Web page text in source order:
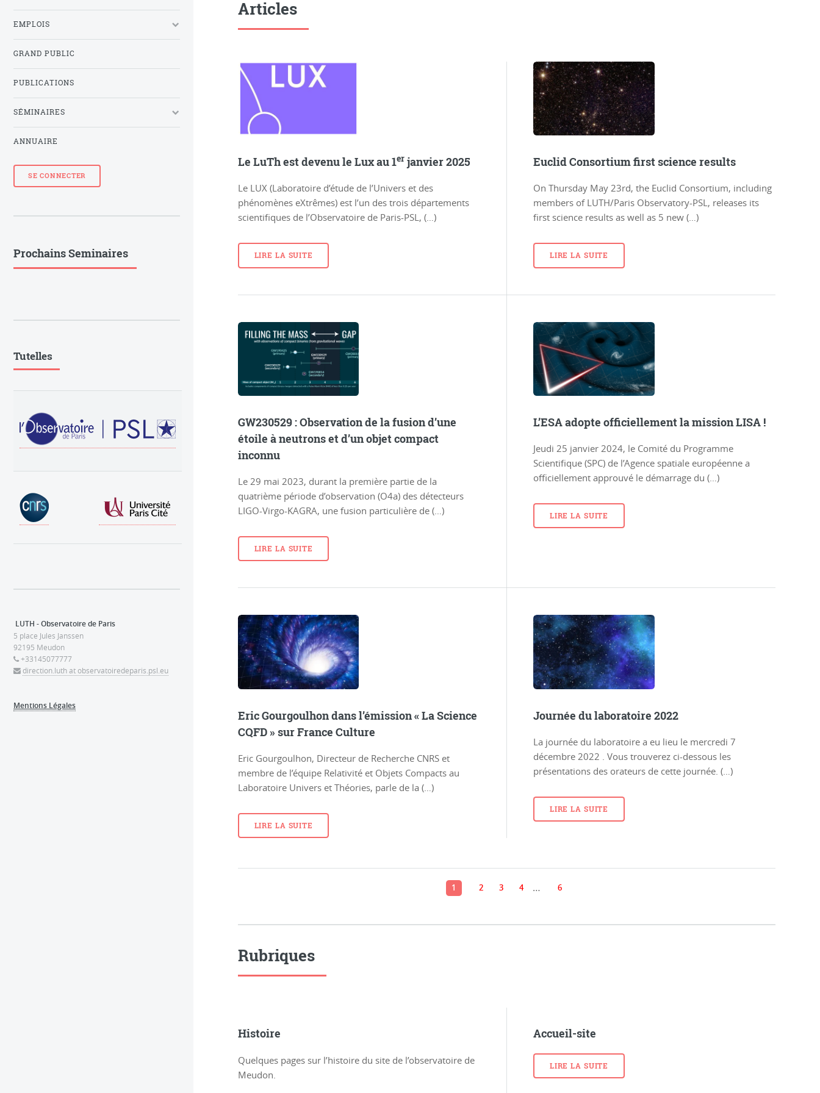
Articles
Le LuTh est devenu le Lux au 1er janvier 2025
Le LUX (Laboratoire d’étude de l’Univers et des
phénomènes eXtrêmes) est l’un des trois départements
scientifiques de l’Observatoire de Paris-PSL, (…)
LIRE LA SUITE
Euclid Consortium first science results
On Thursday May 23rd, the Euclid Consortium, including
members of LUTH/Paris Observatory-PSL, releases its
first science results as well as 5 new (…)
LIRE LA SUITE
GW230529 : Observation de la fusion d’une
étoile à neutrons et d’un objet compact
inconnu
Le 29 mai 2023, durant la première partie de la
quatrième période d’observation (O4a) des détecteurs
LIGO-Virgo-KAGRA, une fusion particulière de (…)
LIRE LA SUITE
L’ESA adopte officiellement la mission LISA !
Jeudi 25 janvier 2024, le Comité du Programme
Scientifique (SPC) de l’Agence spatiale européenne a
officiellement approuvé le démarrage du (…)
LIRE LA SUITE
Eric Gourgoulhon dans l’émission « La Science
CQFD » sur France Culture
Eric Gourgoulhon, Directeur de Recherche CNRS et
membre de l’équipe Relativité et Objets Compacts au
Laboratoire Univers et Théories, parle de la (…)
LIRE LA SUITE
Journée du laboratoire 2022
La journée du laboratoire a eu lieu le mercredi 7
décembre 2022 . Vous trouverez ci-dessous les
présentations des orateurs de cette journée. (…)
LIRE LA SUITE
1 2 3 4 … 6
Rubriques
Histoire
Quelques pages sur l’histoire du site de l’observatoire de
Meudon.
Accueil-site
LIRE LA SUITE
EMPLOIS
GRAND PUBLIC
PUBLICATIONS
SÉMINAIRES
ANNUAIRE
SE CONNECTER
Prochains Seminaires
Tutelles
LUTH - Observatoire de Paris
5 place Jules Janssen
92195 Meudon
+33145077777
direction.luth at observatoiredeparis.psl.eu
Mentions Légales